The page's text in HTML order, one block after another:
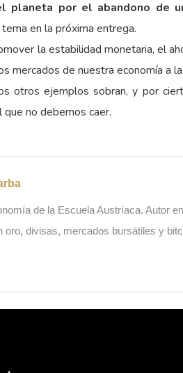
planeta por el abandono de
en la próxima entrega.
la estabilidad monetaria, el
mercados de nuestra economía a
otros ejemplos sobran, y por
no debemos caer.
de la Escuela Austríaca. Autor
oro, divisas, mercados bursátiles y